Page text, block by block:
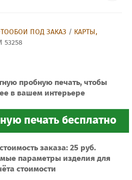
ПОД ЗАКАЗ / КАРТЫ,
53258
пробную печать, чтобы
в вашем интерьере
заказа: 25 руб.
параметры изделия для
стоимости